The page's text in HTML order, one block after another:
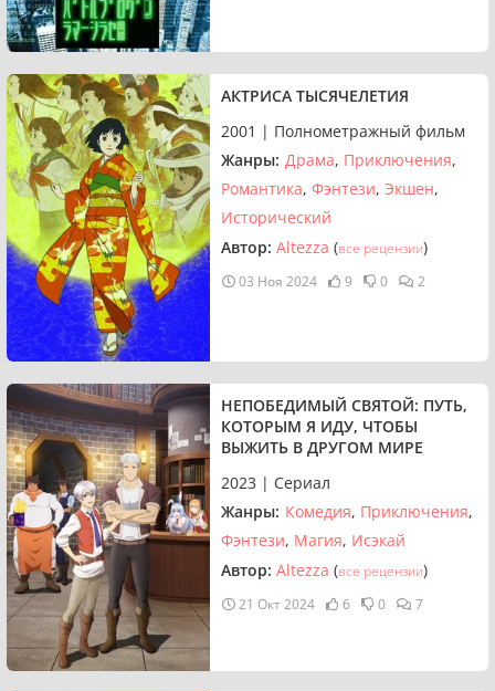
АКТРИСА ТЫСЯЧЕЛЕТИЯ
2001 | Полнометражный фильм
Жанры: Драма Приключения
Романтика Фэнтези Экшен
Исторический
Автор: Altezza (все рецензии)
03 Ноя 2024 9 0 2
НЕПОБЕДИМЫЙ СВЯТОЙ: ПУТЬ,
КОТОРЫМ Я ИДУ, ЧТОБЫ
ВЫЖИТЬ В ДРУГОМ МИРЕ
2023 | Сериал
Жанры: Комедия Приключения
Фэнтези Магия Исэкай
Автор: Altezza (все рецензии)
21 Окт 2024 6 0 7